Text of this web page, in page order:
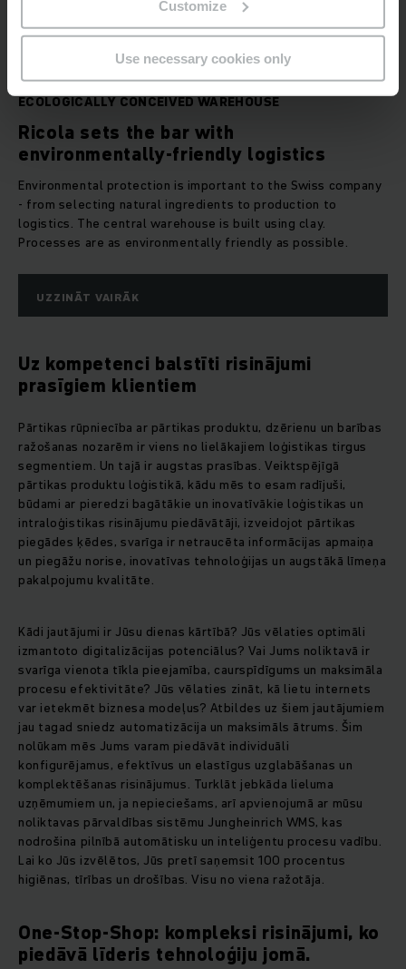
Customize
Use necessary cookies only
ECOLOGICALLY CONCEIVED WAREHOUSE
Ricola sets the bar with
environmentally-friendly logistics
Environmental protection is important to the Swiss company
- from selecting natural ingredients to production to
logistics. The central warehouse is built using clay.
Processes are as environmentally friendly as possible.
UZZINĀT VAIRĀK
Uz kompetenci balstīti risinājumi
prasīgiem klientiem
Pārtikas rūpniecība ar pārtikas produktu, dzērienu un barības
ražošanas nozarēm ir viens no lielākajiem loģistikas tirgus
segmentiem. Un tajā ir augstas prasības. Veiktspējīgā
pārtikas produktu loģistikā, kādu mēs to esam radījuši,
būdami ar pieredzi bagātākie un inovatīvākie loģistikas un
intraloģistikas risinājumu piedāvātāji, izveidojot pārtikas
piegādes ķēdes, svarīga ir netraucēta informācijas apmaiņa
un piegāžu norise, inovatīvas tehnoloģijas un augstākā līmeņa
pakalpojumu kvalitāte.
Kādi jautājumi ir Jūsu dienas kārtībā? Jūs vēlaties optimāli
izmantoto digitalizācijas potenciālus? Vai Jums noliktavā ir
svarīga vienota tīkla pieejamība, caurspīdīgums un maksimāla
procesu efektivitāte? Jūs vēlaties zināt, kā lietu internets
var ietekmēt biznesa modeļus? Atbildes uz šiem jautājumiem
jau tagad sniedz automatizācija un maksimāls ātrums. Šim
nolūkam mēs Jums varam piedāvāt individuāli
konfigurējamus, efektīvus un elastīgus uzglabāšanas un
komplektēšanas risinājumus. Turklāt jebkāda lieluma
uzņēmumiem un, ja nepieciešams, arī apvienojumā ar mūsu
noliktavas pārvaldības sistēmu Jungheinrich WMS, kas
nodrošina pilnībā automātisku un inteliģentu procesu vadību.
Lai ko Jūs izvēlētos, Jūs pretī saņemsit 100 procentus
higiēnas, tīrības un drošības. Visu no viena ražotāja.
One-Stop-Shop: kompleksi risinājumi, ko
piedāvā līderis tehnoloģiju jomā.